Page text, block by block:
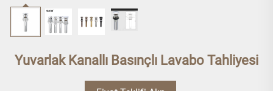
Yuvarlak Kanallı Basınçlı Lavabo Tahliyesi